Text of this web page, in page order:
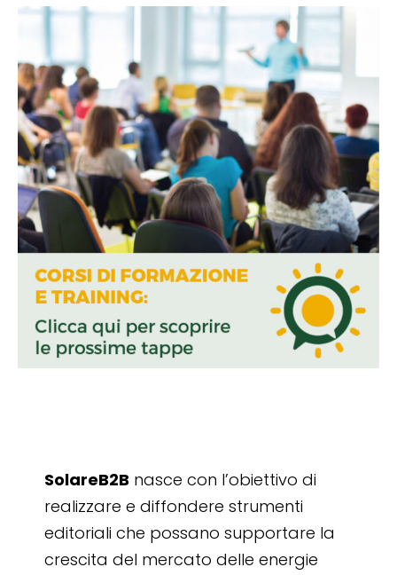
SolareB2B nasce con l’obiettivo di
realizzare e diffondere strumenti
editoriali che possano supportare la
crescita del mercato delle energie